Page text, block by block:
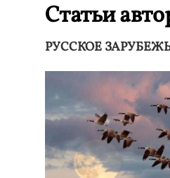
Статьи
РУССКОЕ